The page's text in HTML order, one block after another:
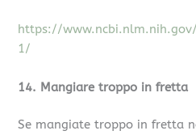
https://
1/
14. Mangiare troppo in fretta
Se mangiate troppo in fretta